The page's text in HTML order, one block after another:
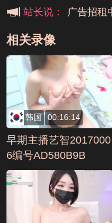
站长说： 广告招租
相关录像
韩国 00:16:14
早期主播艺智2017000
6编号AD580B9B